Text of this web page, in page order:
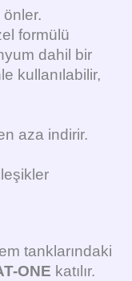
formülü
dahil bir
kullanılabilir,
aza indirir.
tanklarındaki
ONE katılır.